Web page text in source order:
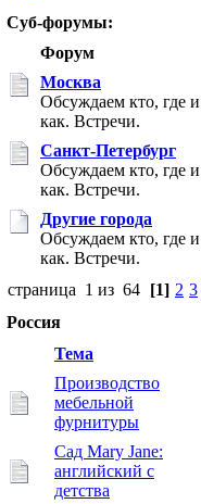
Суб-форумы:
Форум
Москва
Обсуждаем кто, где и
как. Встречи.
Санкт-Петербург
Обсуждаем кто, где и
как. Встречи.
Другие города
Обсуждаем кто, где и
как. Встречи.
страница 1 из 64 [1] 2 3
Россия
Тема
Производство
мебельной
фурнитуры
Сад Mary Jane:
английский с
детства